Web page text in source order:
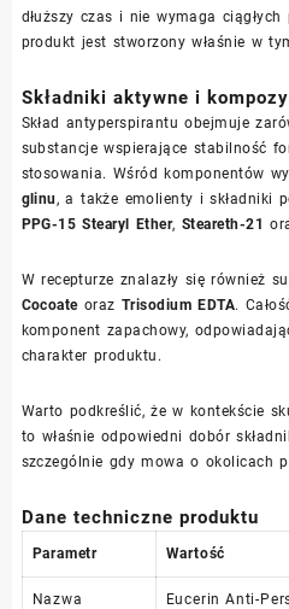
dłuższy czas i nie wymaga
produkt jest stworzony właśnie w
Składniki aktywne i
Skład antyperspirantu obejmuje
substancje wspierające stabilność
stosowania. Wśród komponentów
glinu , a także emolienty i składniki
PPG-15 Stearyl Ether, Steareth-21
W recepturze znalazły się również
Cocoateoraz Trisodium EDTA.
komponent zapachowy,
charakter produktu.
Warto podkreślić, że w kontekście
to właśnie odpowiedni dobór
szczególnie gdy mowa o okolicach
Dane techniczne produktu
Parametr Wartość
Nazwa
Eucerin Anti-